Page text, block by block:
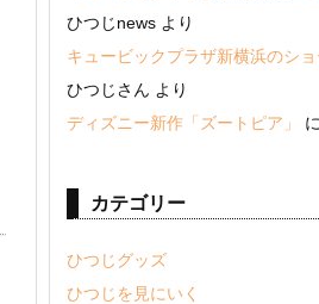
ひつじnews より
キュービックプラザ新横浜のショ
ひつじさん より
ディズニー新作「ズートピア」
に
カテゴリー
ひつじグッズ
ひつじを見にいく